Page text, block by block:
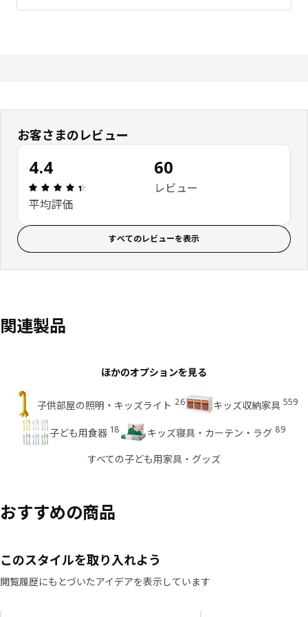
お客さまのレビュー
4.4
レビュー: 4.4 5 星の数 総レビュー: 60
平均評価
60
レビュー
すべてのレビューを表示
関連製品
ほかのオプションを見る
子供部屋の照明・キッズライト 26 キッズ収納家具 559
子ども用食器 18 キッズ寝具・カーテン・ラグ 89
すべての子ども用家具・グッズ
おすすめの商品
このスタイルを取り入れよう
閲覧履歴にもとづいたアイデアを表示しています